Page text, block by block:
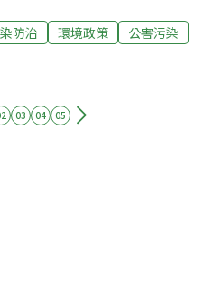
保署24日公布「水污染防治措
放流水自動監測的工廠從80
公開到環保署網站，每小時更
防治 環境政策
公害污染
03 04 05